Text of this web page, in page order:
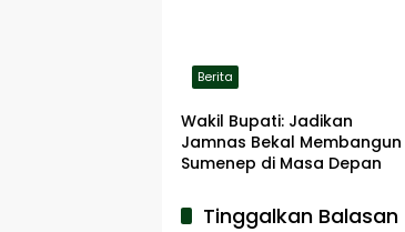
Berita
Wakil Bupati: Jadikan
Jamnas Bekal Membangun
Sumenep di Masa Depan
Tinggalkan Balasan